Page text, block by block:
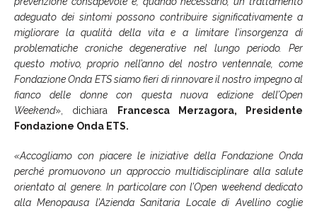
adeguato dei sintomi possono contribuire significativamente a
migliorare la qualità della vita e a limitare l’insorgenza di
problematiche croniche degenerative nel lungo periodo. Per
questo motivo, proprio nell’anno del nostro ventennale, come
Fondazione Onda ETS siamo fieri di rinnovare il nostro impegno al
fianco delle donne con questa nuova edizione dell’Open
Weekend», dichiara
Francesca Merzagora, Presidente
Fondazione Onda ETS.
«Accogliamo con piacere le iniziative della Fondazione Onda
perché promuovono un approccio multidisciplinare alla salute
orientato al genere. In particolare con l’Open weekend dedicato
alla Menopausa l’Azienda Sanitaria Locale di Avellino coglie